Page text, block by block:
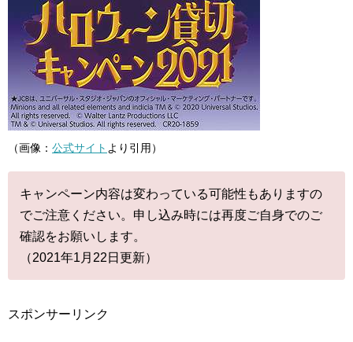
（画像： 公式サイト より引用）
キャンペーン内容は変わっている可能性もありますの
でご注意ください。申し込み時には再度ご自身でのご
確認をお願いします。
（2021年1月22日更新）
スポンサーリンク